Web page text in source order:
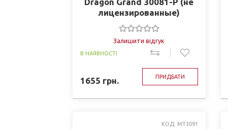
лицензированные)
Залишити відгук
В НАЯВНОСТІ
1655 грн. ПРИДБАТИ
КОД: MT3091